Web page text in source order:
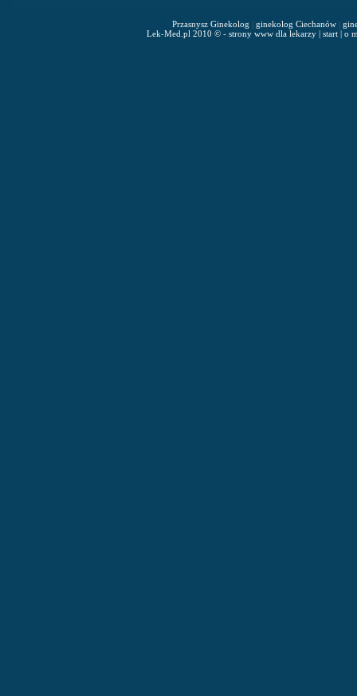
Przasnysz Ginekolog | ginekolog Ciechanów|
Lek-Med.pl 2010 © - strony www dla lekarzy| start| o